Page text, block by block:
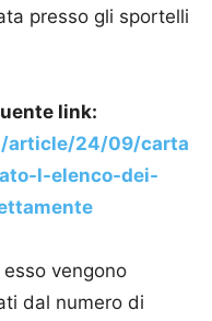
presso gli sportelli
link:
article/24/09/carta
l-elenco-dei-
vengono
dal numero di